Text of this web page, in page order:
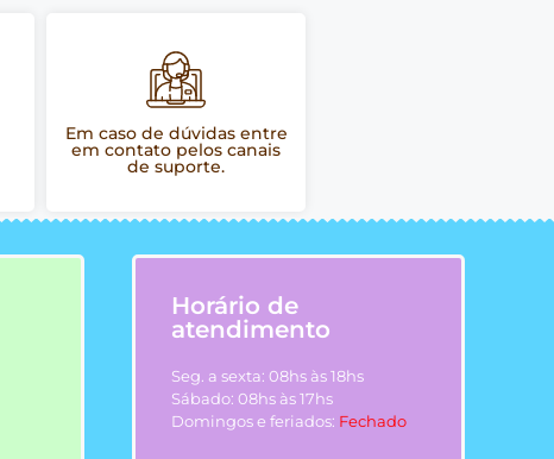
Em caso de dúvidas entre
em contato pelos canais
de suporte.
Horário de
atendimento
Seg. a sexta: 08hs às 18hs
Sábado: 08hs às 17hs
Domingos e feriados: Fechado